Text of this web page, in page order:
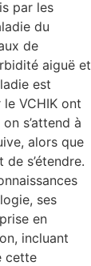
par les
du
de
aiguë et
est
VCHIK ont
s’attend à
alors que
s’étendre.
ses
en
incluant
cette